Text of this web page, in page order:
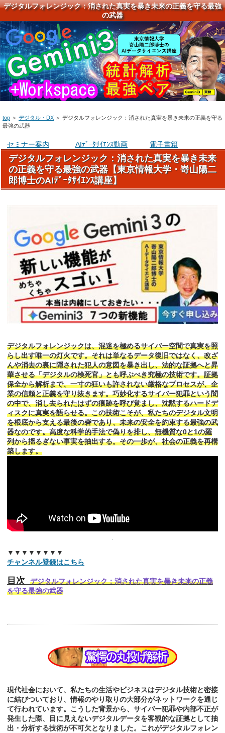
デジタルフォレンジック：消された真実を暴き未来の正義を守る最強
の武器
top ＞ デジタル・DX ＞ デジタルフォレンジック：消された真実を暴き未来の正義を守る
最強の武器
セミナー案内 AIﾃﾞｰﾀｻｲｴﾝｽ動画 電子書籍
デジタルフォレンジック：消された真実を暴き未来
の正義を守る最強の武器【東京情報大学・嵜山陽二
郎博士のAIﾃﾞｰﾀｻｲｴﾝｽ講座】
デジタルフォレンジックは、混迷を極めるサイバー空間で真実を照
らし出す唯一の灯火です。それは単なるデータ復旧ではなく、改ざ
んや消去の裏に隠された犯人の意図を暴き出し、法的な証拠へと昇
華させる「デジタルの検死官」とも呼ぶべき究極の技術です。証拠
保全から解析まで、一寸の狂いも許されない厳格なプロセスが、企
業の信頼と正義を守り抜きます。巧妙化するサイバー犯罪という闇
の中で、消し去られたはずの痕跡を呼び覚まし、沈黙するハードデ
ィスクに真実を語らせる。この技術こそが、私たちのデジタル文明
を根底から支える最後の砦であり、未来の安全を約束する最強の武
器なのです。高度な科学的手法で偽りを排し、無機質な0と1の羅
列から揺るぎない事実を抽出する。その一歩が、社会の正義を再構
築します。
▼▼▼▼▼▼▼▼
チャンネル登録はこちら
目次
デジタルフォレンジック：消された真実を暴き未来の正義
を守る最強の武器
現代社会において、私たちの生活やビジネスはデジタル技術と密接
に結びついており、情報のやり取りの大部分がネットワークを通じ
て行われています。こうした背景から、サイバー犯罪や内部不正が
発生した際、目に見えないデジタルデータを客観的な証拠として抽
出・分析する技術が不可欠となりました。これがデジタルフォレン